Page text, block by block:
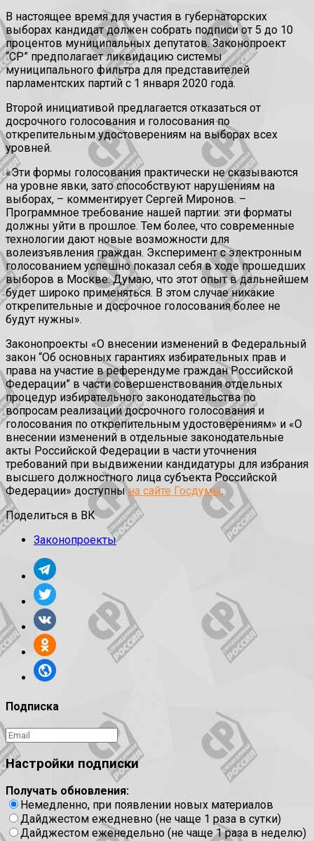
В настоящее время для участия в губернаторских
выборах кандидат должен собрать подписи от 5 до 10
процентов муниципальных депутатов. Законопроект
“СР” предполагает ликвидацию системы
муниципального фильтра для представителей
парламентских партий с 1 января 2020 года.
Второй инициативой предлагается отказаться от
досрочного голосования и голосования по
открепительным удостоверениям на выборах всех
уровней.
«Эти формы голосования практически не сказываются
на уровне явки, зато способствуют нарушениям на
выборах, – комментирует Сергей Миронов. –
Программное требование нашей партии: эти форматы
должны уйти в прошлое. Тем более, что современные
технологии дают новые возможности для
волеизъявления граждан. Эксперимент с электронным
голосованием успешно показал себя в ходе прошедших
выборов в Москве. Думаю, что этот опыт в дальнейшем
будет широко применяться. В этом случае никакие
открепительные и досрочное голосования более не
будут нужны».
Законопроекты «О внесении изменений в Федеральный
закон “Об основных гарантиях избирательных прав и
права на участие в референдуме граждан Российской
Федерации” в части совершенствования отдельных
процедур избирательного законодательства по
вопросам реализации досрочного голосования и
голосования по открепительным удостоверениям» и «О
внесении изменений в отдельные законодательные
акты Российской Федерации в части уточнения
требований при выдвижении кандидатуры для избрания
высшего должностного лица субъекта Российской
Федерации» доступнына сайте Госдумы.
Поделиться в ВК
Законопроекты
Подписка
Настройки подписки
Получать обновления:
Немедленно, при появлении новых материалов
Дайджестом ежедневно (не чаще 1 раза в сутки)
Дайджестом еженедельно (не чаще 1 раза в неделю)